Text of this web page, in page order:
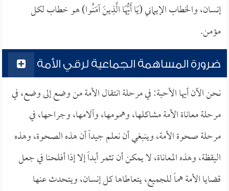
إنسان، والخطاب الإيماني (يَا أَيُّهَا الَّذِينَ آمَنُوا) هو خطاب لكل
مؤمن.
ضرورة المساهمة الجماعية لرقي الأمة
نحن الآن أيها الأحبة: في مرحلة انتقال الأمة من وضع إلى وضع، في
مرحلة معاناة الأمة مشاكلها، وهمومها، وآلامها، وجراحها، في
مرحلة صحوة الأمة، وينبغي أن نعلم جيداً أن هذه الصحوة، وهذه
اليقظة، وهذه المعاناة، لا يمكن أن تثمر أبداً إلا إذا أفلحنا في جعل
قضايا الأمة هماً للجميع، يتعاطاها كل إنسان، ويتحدث عنها